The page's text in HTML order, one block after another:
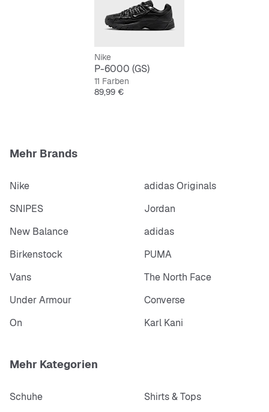
Nike
P-6000 (GS)
11 Farben
Preis
89,99 €
Mehr Brands
Nike
adidas Originals
SNIPES
Jordan
New Balance
adidas
Birkenstock
PUMA
Vans
The North Face
Under Armour
Converse
On
Karl Kani
Mehr Kategorien
Schuhe
Shirts & Tops